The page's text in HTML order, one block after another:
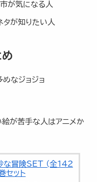
が気になる人
タが知りたい人
め
めなジョジョ
が苦手な人はアニメか
な冒険SET (全142
セット